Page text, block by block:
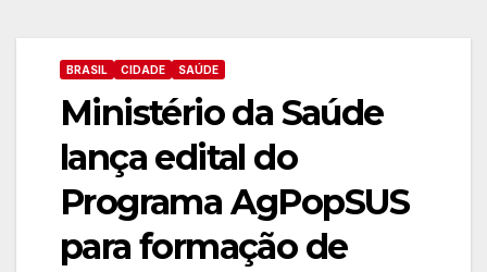
BRASIL CIDADE SAÚDE
Ministério da Saúde
lança edital do
Programa AgPopSUS
para formação de